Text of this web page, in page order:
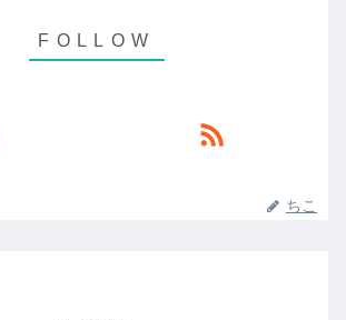
ちこ